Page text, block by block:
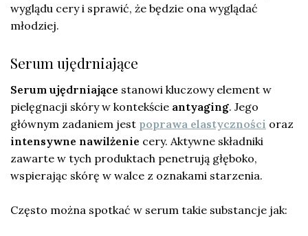
wyglądu cery i sprawić, że będzie ona wyglądać
młodziej.
Serum ujędrniające
Serum ujędrniające stanowi kluczowy element w
pielęgnacji skóry w kontekście antyaging. Jego
głównym zadaniem jest poprawa elastyczności oraz
intensywne nawilżenie cery. Aktywne składniki
zawarte w tych produktach penetrują głęboko,
wspierając skórę w walce z oznakami starzenia.
Często można spotkać w serum takie substancje jak: